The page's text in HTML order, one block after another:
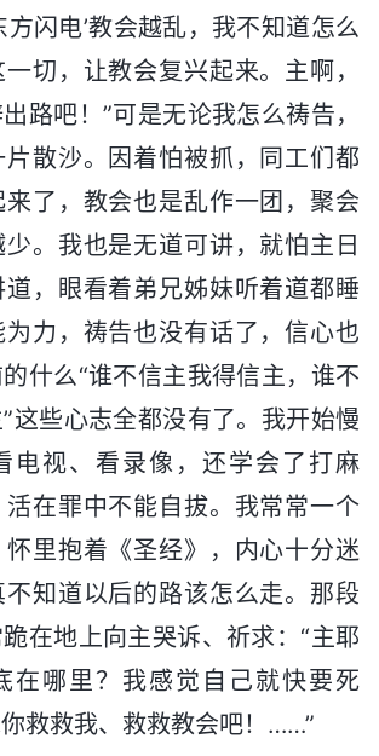
方闪电’教会越乱，我不知道怎么
切，让教会复兴起来。主啊，
路吧！”可是无论我怎么祷告，
散沙。因着怕被抓，同工们都
了，教会也是乱作一团，聚会
。我也是无道可讲，就怕主日
，眼看着弟兄姊妹听着道都睡
力，祷告也没有话了，信心也
什么“谁不信主我得信主，谁不
这些心志全都没有了。我开始慢
电视、看录像，还学会了打麻
在罪中不能自拔。我常常一个
怀里抱着《圣经》，内心十分迷
知道以后的路该怎么走。那段
在地上向主哭诉、祈求：“主耶
在哪里？我感觉自己就快要死
救救我、救救教会吧！……”